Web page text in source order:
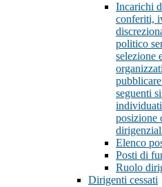
Incarichi
conferiti,
politico
selezione
seguenti
posizione
Elenco
Posti di
Ruolo
Dirigenti cessati